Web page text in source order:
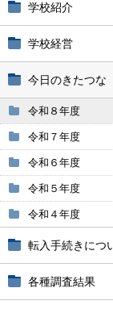
学校紹介
学校経営
今日のきたつな
令和８年度
令和７年度
令和６年度
令和５年度
令和４年度
転入手続きにつ
各種調査結果